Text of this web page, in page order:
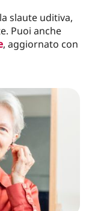
slaute uditiva,
Puoi anche
, aggiornato con